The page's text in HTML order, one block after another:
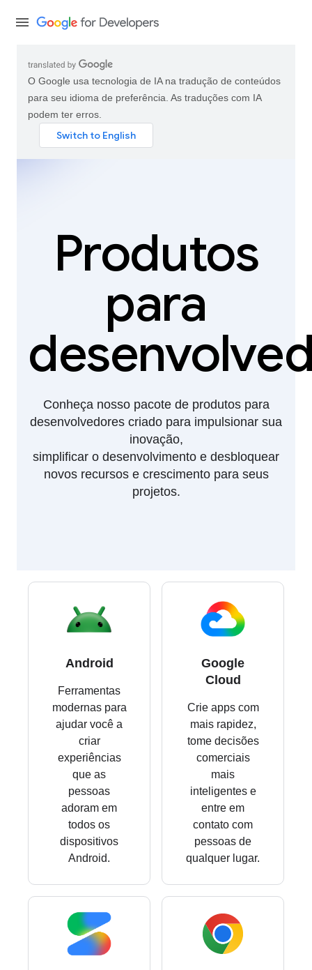
O Google usa tecnologia de IA na tradução de conteúdos
para seu idioma de preferência. As traduções com IA
podem ter erros.
Produtos
para
Conheça nosso pacote de produtos para
desenvolvedores criado para impulsionar sua
inovação,
simplificar o desenvolvimento e desbloquear
novos recursos e crescimento para seus
projetos.
Android
Ferramentas
modernas para
ajudar você a
criar
experiências
que as
pessoas
adoram em
todos os
dispositivos
Android.
Google
Cloud
Crie apps com
mais rapidez,
tome decisões
comerciais
mais
inteligentes e
entre em
contato com
pessoas de
qualquer lugar.